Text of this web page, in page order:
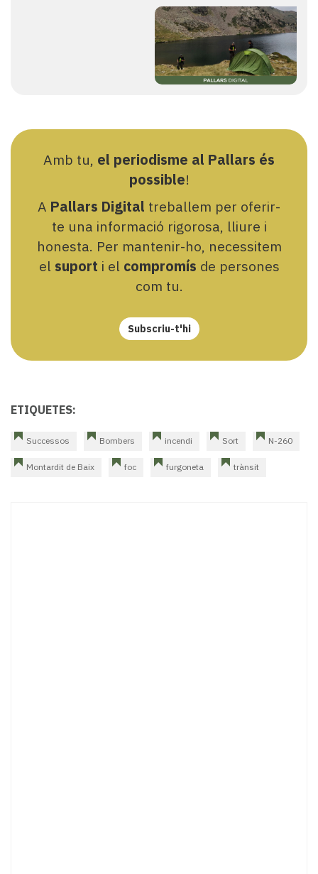
Amb tu, el periodisme al Pallars és
possible!
A Pallars Digital treballem per oferir-
te una informació rigorosa, lliure i
honesta. Per mantenir-ho, necessitem
el suport i el compromís de persones
com tu.
Subscriu-t'hi
ETIQUETES:
Successos Bombers incendi Sort N-260
Montardit de Baix foc furgoneta trànsit